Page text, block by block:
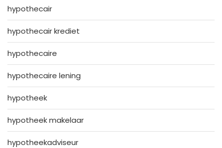
hypothecair
hypothecair krediet
hypothecaire
hypothecaire lening
hypotheek
hypotheek makelaar
hypotheekadviseur